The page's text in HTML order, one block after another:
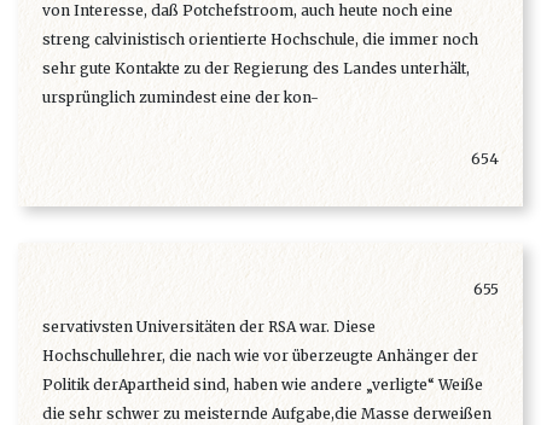
von Interesse, daß Potchefstroom, auch heute noch eine
streng calvinistisch orientierte Hochschule, die immer noch
sehr gute Kontakte zu der Regierung des Landes unterhält,
ursprünglich zumindest eine der kon-
654
655
servativsten Universitäten der RSA war. Diese
Hochschullehrer, die nach wie vor überzeugte Anhänger der
Politik derApartheid sind, haben wie andere „verligte“ Weiße
die sehr schwer zu meisternde Aufgabe,die Masse derweißen